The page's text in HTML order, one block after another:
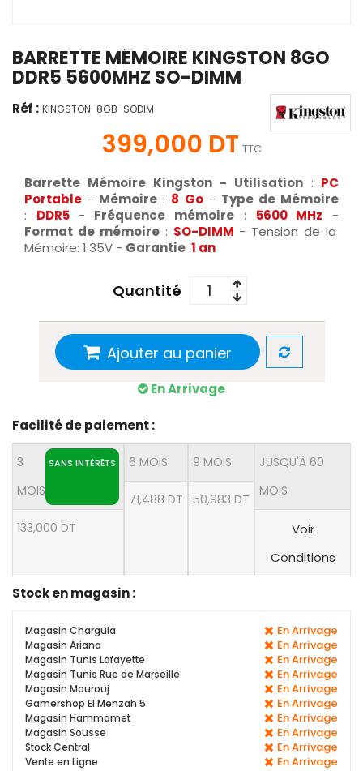
BARRETTE MÉMOIRE KINGSTON 8GO
DDR5 5600MHZ SO-DIMM
Réf : KINGSTON-8GB-SODIM
399,000 DT TTC
Barrette Mémoire Kingston - Utilisation : PC
Portable - Mémoire : 8 Go - Type de Mémoire
: DDR5 - Fréquence mémoire : 5600 MHz -
Format de mémoire : SO-DIMM - Tension de la
Mémoire: 1.35V - Garantie :1 an
Quantité
Ajouter au panier
En Arrivage
Facilité de paiement :
3
MOIS
SANS INTÉRÊTS
133,000 DT
6 MOIS
71,488 DT
9 MOIS
50,983 DT
JUSQU'À 60
MOIS
Voir
Conditions
Stock en magasin :
Magasin Charguia En Arrivage
Magasin Ariana En Arrivage
Magasin Tunis Lafayette En Arrivage
Magasin Tunis Rue de Marseille En Arrivage
Magasin Mourouj En Arrivage
Gamershop El Menzah 5 En Arrivage
Magasin Hammamet En Arrivage
Magasin Sousse En Arrivage
Stock Central En Arrivage
Vente en Ligne En Arrivage